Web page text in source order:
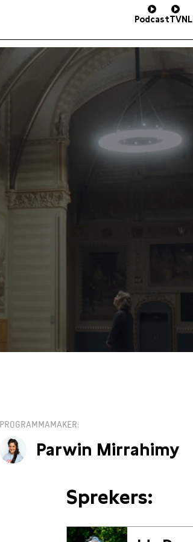
PodcastTVNL
NU TE ZIEN
PROGRAMMAMAKER
Parwin Mirrahimy
Sprekers: